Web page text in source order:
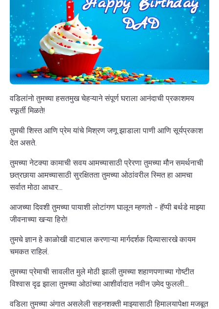
वडिलांनो तुमच्या हसतमुख चेहऱ्याने संपूर्ण घराला आनंदाची प्रकाशमय
स्फूर्ती मिळते!
तुमची शिस्त आणि प्रेम यांचे मिश्रण जणू झाडाला पाणी आणि सूर्यप्रकाश
देत असते.
तुमच्या नेटक्या कामाची सवय आमच्यासाठी प्रेरणा तुमच्या मौन समर्थनाची
छत्रछाया आमच्यासाठी सुरक्षितता तुमच्या ओठांवरील स्मित हा आमचा
सर्वात मोठा आधार...
आजच्या दिवशी तुमच्या पायाशी लोटांगण घालून म्हणतो - हॅप्पी बर्थडे माझ्या
जीवनाच्या खऱ्या हिरो!
तुमचे ज्ञान हे काळोखी वाटचाल करणाऱ्या मार्गदर्शक दिव्यासारखे कायम
चमकत राहिलं.
तुमच्या प्रेमाची सावलीत मुले मोठी झाली तुमच्या शहाणपणाच्या गोष्टीत
विश्वास दृढ झाला तुमच्या ओठांच्या आशीर्वादात नवीन उमेद फुलली...
वडिला तुमच्या अंगात असलेली सहनशक्ती माझ्यासाठी हिमालयापेक्षा मजबूत